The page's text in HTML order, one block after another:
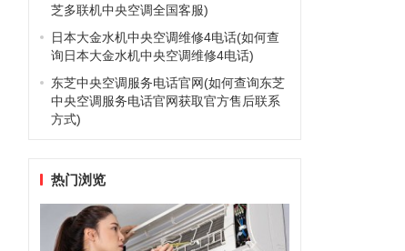
芝多联机中央空调全国客服)
日本大金水机中央空调维修4电话(如何查
询日本大金水机中央空调维修4电话)
东芝中央空调服务电话官网(如何查询东芝
中央空调服务电话官网获取官方售后联系
方式)
热门浏览